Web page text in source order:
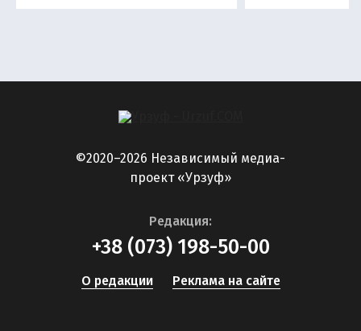
©2020–2026 Независимый медиа-
проект «Урзуф»
Редакция:
+38 (073) 198-50-00
О редакции Реклама на сайте